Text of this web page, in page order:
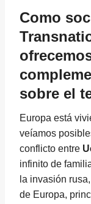
Como
sobre el
Europa está
veíamos
conflicto entre
infinito de
la invasión
de Europa,